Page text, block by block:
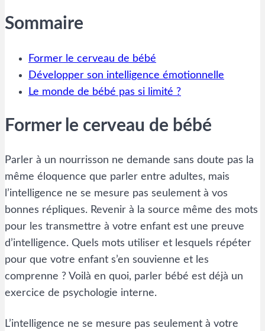
Sommaire
Former le cerveau de bébé
Développer son intelligence émotionnelle
Le monde de bébé pas si limité ?
Former le cerveau de bébé
Parler à un nourrisson ne demande sans doute pas la
même éloquence que parler entre adultes, mais
l’intelligence ne se mesure pas seulement à vos
bonnes répliques. Revenir à la source même des mots
pour les transmettre à votre enfant est une preuve
d’intelligence. Quels mots utiliser et lesquels répéter
pour que votre enfant s’en souvienne et les
comprenne ? Voilà en quoi, parler bébé est déjà un
exercice de psychologie interne.
L’intelligence ne se mesure pas seulement à votre